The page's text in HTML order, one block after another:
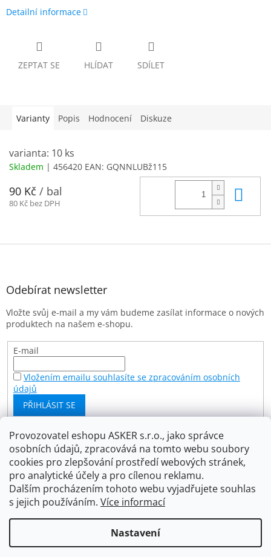
Provozovatel eshopu ASKER s.r.o., jako správce
osobních údajů, zpracovává na tomto webu soubory
cookies pro zlepšování prostředí webových stránek,
pro analytické účely a pro cílenou reklamu.
Dalším procházením tohoto webu vyjadřujete souhlas
s jejich používáním. Více informací
Nastavení
Detailní informace
ZEPTAT SE HLÍDAT SDÍLET
Varianty Popis Hodnocení Diskuze
varianta: 10 ks
Skladem | 456420 EAN: GQNNLUBž115
90 Kč / bal
80 Kč bez DPH
Z
Odebírat newsletter
Vložte svůj e-mail a my vám budeme zasílat informace o nových
produktech na našem e-shopu.
E-mail
Vložením emailu souhlasíte se zpracováním osobních
údajů
PŘIHLÁSIT SE
Facebook
Asker s.r.o.